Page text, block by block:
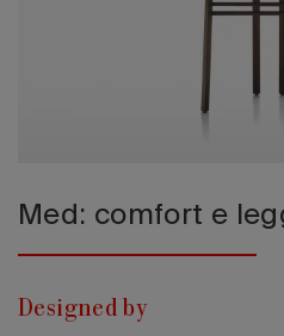
Med: comfort e
Designed by